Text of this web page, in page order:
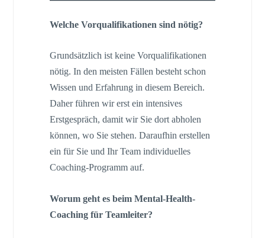
Welche Vorqualifikationen sind nötig?
Grundsätzlich ist keine Vorqualifikationen
nötig. In den meisten Fällen besteht schon
Wissen und Erfahrung in diesem Bereich.
Daher führen wir erst ein intensives
Erstgespräch, damit wir Sie dort abholen
können, wo Sie stehen. Daraufhin erstellen
ein für Sie und Ihr Team individuelles
Coaching-Programm auf.
Worum geht es beim Mental-Health-
Coaching für Teamleiter?